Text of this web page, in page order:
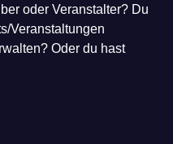
oder Veranstalter? Du
Veranstaltungen
Oder du hast